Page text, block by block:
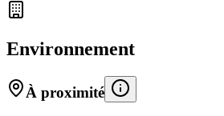
Environnement
À proximité